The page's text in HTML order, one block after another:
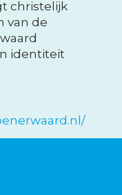
christelijk
van de
identiteit